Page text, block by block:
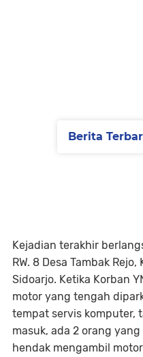
Kejadian terakhir
RW. 8 Desa Tambak
Sidoarjo. Ketika Korban
motor yang tengah
tempat servis komputer,
masuk, ada 2 orang
hendak mengambil
Berita